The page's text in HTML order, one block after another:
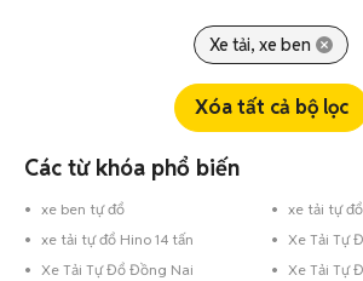
Xe tải, xe ben
Xóa tất cả bộ lọc
Các từ khóa phổ biến
xe ben tự đổ
xe tải tự
xe tải tự đổ Hino 14 tấn
Xe Tải Tự
Xe Tải Tự Đổ Đồng Nai
Xe Tải Tự